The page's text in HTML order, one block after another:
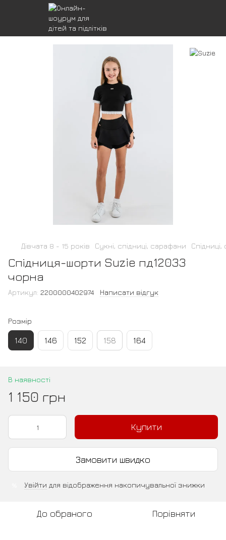
Дівчата 8 - 15 років Сукні, спідниці, сарафани
Спідниця-шорти Suzie пд12033
чорна
Артикул: 2200000402974 Написати відгук
Розмір
140 146 152 158 164
В наявності
1 150 грн
Купити
Замовити швидко
Увійти для відображення накопичувальної знижки
До обраного Порівняти